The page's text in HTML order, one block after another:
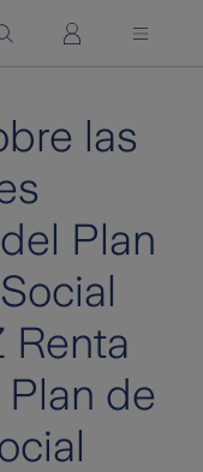
las
Plan
Renta
de